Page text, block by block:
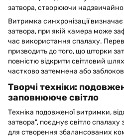
затвора, створюючи надзвичайно
Витримка синхронізації
затвора, при якій камера може
час використання спалаху.
призводить до того, що шторки
повністю відкрити світловий
частково затемнена або
Творчі техніки:
заповнююче світло
Техніка подовженої витримки,
затвора", поєднує світло
для створення збалансованих